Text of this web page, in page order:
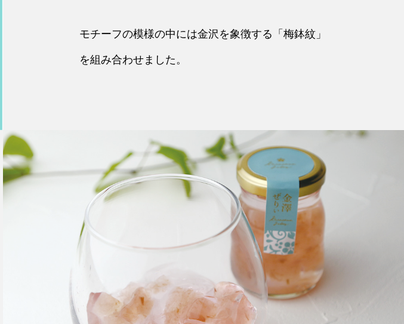
モチーフの模様の中には金沢を象徴する「梅鉢紋」
を組み合わせました。